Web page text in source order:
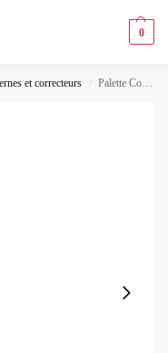
0
et correcteurs / Palette Correctrice Infallible Total Cover L’Oréal Paris